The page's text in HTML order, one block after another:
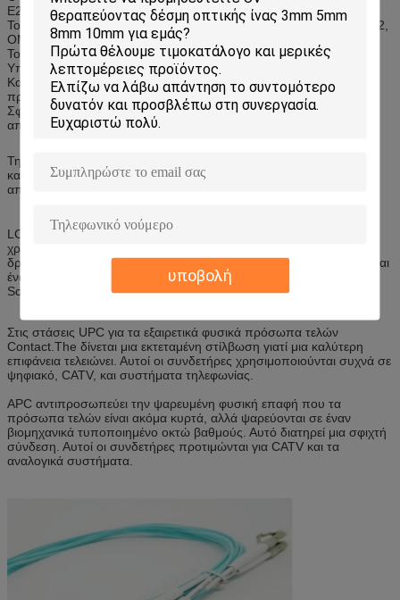
υποβολή
E2000etc.
Το καλώδιο θα μπορούσε να είναι G652D, G655, G657, OM1, OM2,
OM3, OM4 κ.λπ.
Το μέγεθος καλωδίων θα μπορούσε να είναι 0,25, 0,9,
Υπάρχουν 12 χρώματα για την επιλογή σας.
Και 250um και 900um είναι ίδιους χρωματισμένος, εύκολο να
προσδιοριστούν και να κάνουν δεξιά τη συναρμογή.
Σφιχτός απομονωτής, ημι-σφιχτός απομονωτής. Ο χαλαρός
απομονωτής είναι διαθέσιμος
Την οι πλεξίδες χρησιμοποιούνται για τις εφαρμογές συναρμογών
κατά λήξη έξω από το καλώδιο εγκαταστάσεων. Είναι αποτελείται
από έναν συνδετήρα και ένα ειδικό μήκος
LC το σκοινί μπαλωμάτων είναι ένα καλώδιο οπτικών ινών που
χρησιμοποιείται για να συνδέσει μια συσκευή με άλλη για τη
δρομολόγηση σημάτων. Στάσεις LC για το λαμπρό συνδετήρα. Είναι
ένας μικρός συνδετήρας οπτικών ινών τύπου, το μισό μέγεθος του
Sc.
Στις στάσεις UPC για τα εξαιρετικά φυσικά πρόσωπα τελών
Contact.The δίνεται μια εκτεταμένη στίλβωση γιατί μια καλύτερη
επιφάνεια τελειώνει. Αυτοί οι συνδετήρες χρησιμοποιούνται συχνά σε
ψηφιακό, CATV, και συστήματα τηλεφωνίας.
APC αντιπροσωπεύει την ψαρευμένη φυσική επαφή που τα
πρόσωπα τελών είναι ακόμα κυρτά, αλλά ψαρεύονται σε έναν
βιομηχανικά τυποποιημένο οκτώ βαθμούς. Αυτό διατηρεί μια σφιχτή
σύνδεση. Αυτοί οι συνδετήρες προτιμώνται για CATV και τα
αναλογικά συστήματα.